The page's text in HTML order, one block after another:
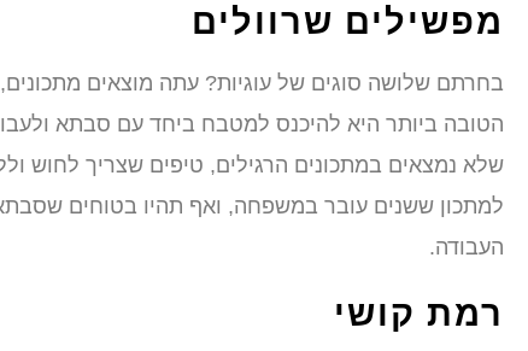
מפשילים שרוולים
בחרתם שלושה סוגים של עוגיות? עתה מוצאים
הטובה ביותר היא להיכנס למטבח ביחד עם סבתא
שלא נמצאים במתכונים הרגילים, טיפים שצריך לחוש
למתכון ששנים עובר במשפחה, ואף תהיו בטוחים
העבודה.
רמת קושי